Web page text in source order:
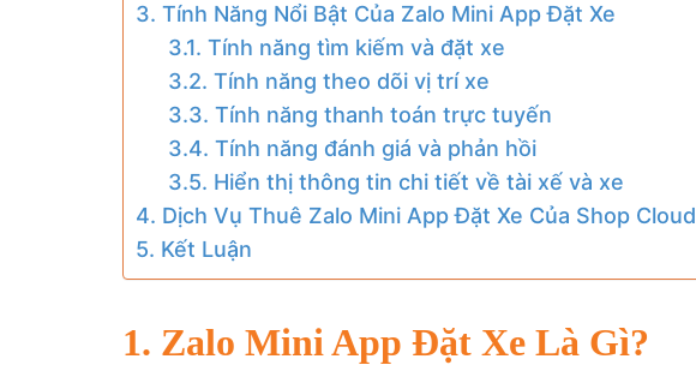
3. Tính Năng Nổi Bật Của Zalo Mini App Đặt Xe
3.1. Tính năng tìm kiếm và đặt xe
3.2. Tính năng theo dõi vị trí xe
3.3. Tính năng thanh toán trực tuyến
3.4. Tính năng đánh giá và phản hồi
3.5. Hiển thị thông tin chi tiết về tài xế và xe
4. Dịch Vụ Thuê Zalo Mini App Đặt Xe Của Shop Cloud
5. Kết Luận
1. Zalo Mini App Đặt Xe Là Gì?